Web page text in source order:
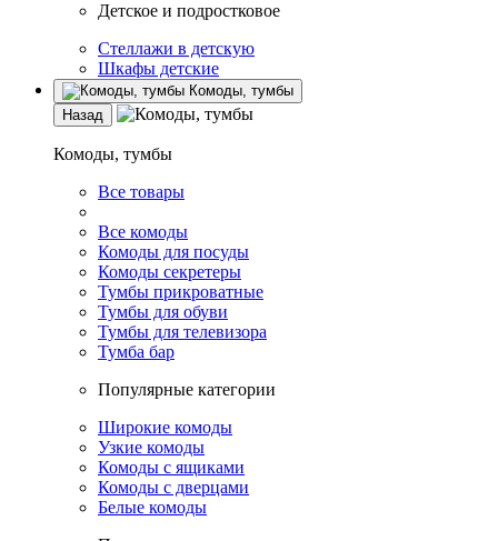
Детское и подростковое
Стеллажи в детскую
Шкафы детские
Комоды, тумбы
Назад
Комоды, тумбы
Все товары
Все комоды
Комоды для посуды
Комоды секретеры
Тумбы прикроватные
Тумбы для обуви
Тумбы для телевизора
Тумба бар
Популярные категории
Широкие комоды
Узкие комоды
Комоды с ящиками
Комоды с дверцами
Белые комоды